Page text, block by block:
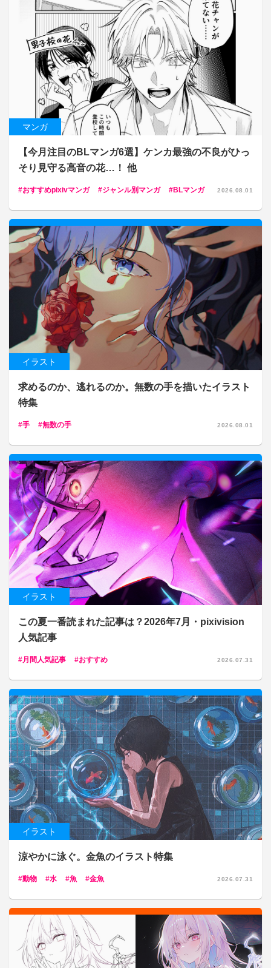
マンガ
【今月注目のBLマンガ6選】ケンカ最強の不良がひっ
そり見守る高音の花…！ 他
おすすめpixivマンガ ジャンル別マンガ BLマンガ 2026.08.01
イラスト
求めるのか、逃れるのか。無数の手を描いたイラスト
特集
手 無数の手 2026.08.01
イラスト
この夏一番読まれた記事は？2026年7月・pixivision
人気記事
月間人気記事 おすすめ 2026.07.31
イラスト
涼やかに泳ぐ。金魚のイラスト特集
動物 水 魚 金魚 2026.07.31